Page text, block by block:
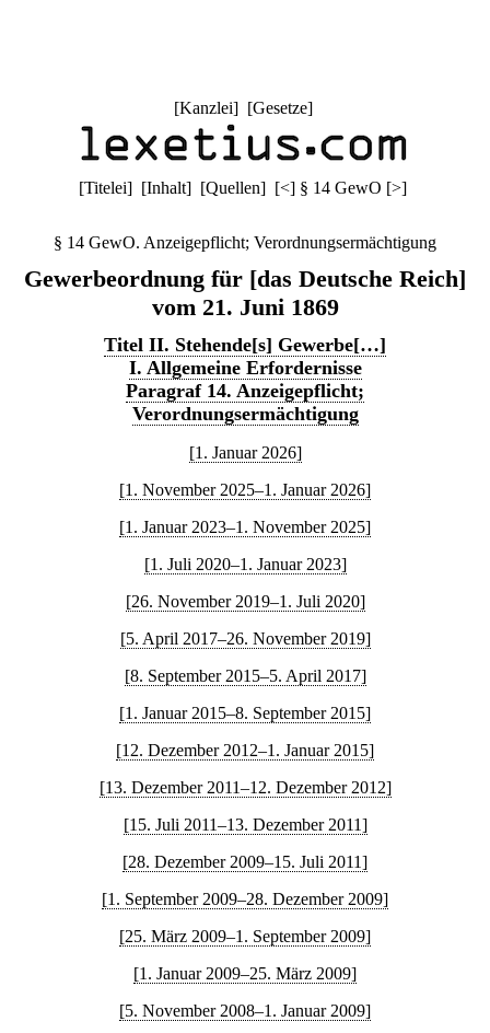
[Kanzlei] [Gesetze]
[Titelei] [Inhalt] [Quellen] [<] § 14 GewO [>]
§ 14 GewO. Anzeigepflicht; Verordnungsermächtigung
Gewerbeordnung für [das Deutsche Reich]
vom 21. Juni 1869
Titel II. Stehende[s] Gewerbe[…]
I. Allgemeine Erfordernisse
Paragraf 14. Anzeigepflicht;
Verordnungsermächtigung
[1. Januar 2026]
[1. November 2025–1. Januar 2026]
[1. Januar 2023–1. November 2025]
[1. Juli 2020–1. Januar 2023]
[26. November 2019–1. Juli 2020]
[5. April 2017–26. November 2019]
[8. September 2015–5. April 2017]
[1. Januar 2015–8. September 2015]
[12. Dezember 2012–1. Januar 2015]
[13. Dezember 2011–12. Dezember 2012]
[15. Juli 2011–13. Dezember 2011]
[28. Dezember 2009–15. Juli 2011]
[1. September 2009–28. Dezember 2009]
[25. März 2009–1. September 2009]
[1. Januar 2009–25. März 2009]
[5. November 2008–1. Januar 2009]